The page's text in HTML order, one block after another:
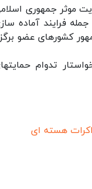
موثر جمهوری اسلامی
فرایند آماده سازی
جمهور کشورهای عضو برگزار
تدوام حمایتهای
هسته ای